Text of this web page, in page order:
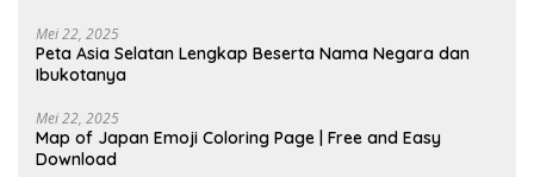
Mei 22, 2025
Peta Asia Selatan Lengkap Beserta Nama Negara dan
Ibukotanya
Mei 22, 2025
Map of Japan Emoji Coloring Page | Free and Easy
Download